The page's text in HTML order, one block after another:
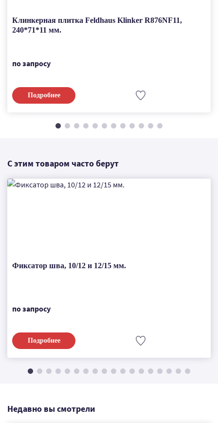
Клинкерная плитка Feldhaus Klinker R876NF11,
240*71*11 мм.
по запросу
Подробнее
С этим товаром часто берут
Фиксатор шва, 10/12 и 12/15 мм.
по запросу
Подробнее
Недавно вы смотрели